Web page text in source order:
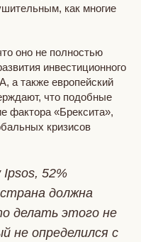
как многие
оно не полностью
инвестиционного
а также европейский
что подобные
фактора «Брексита»,
кризисов
Ipsos, 52%
должна
делать этого не
не определился с